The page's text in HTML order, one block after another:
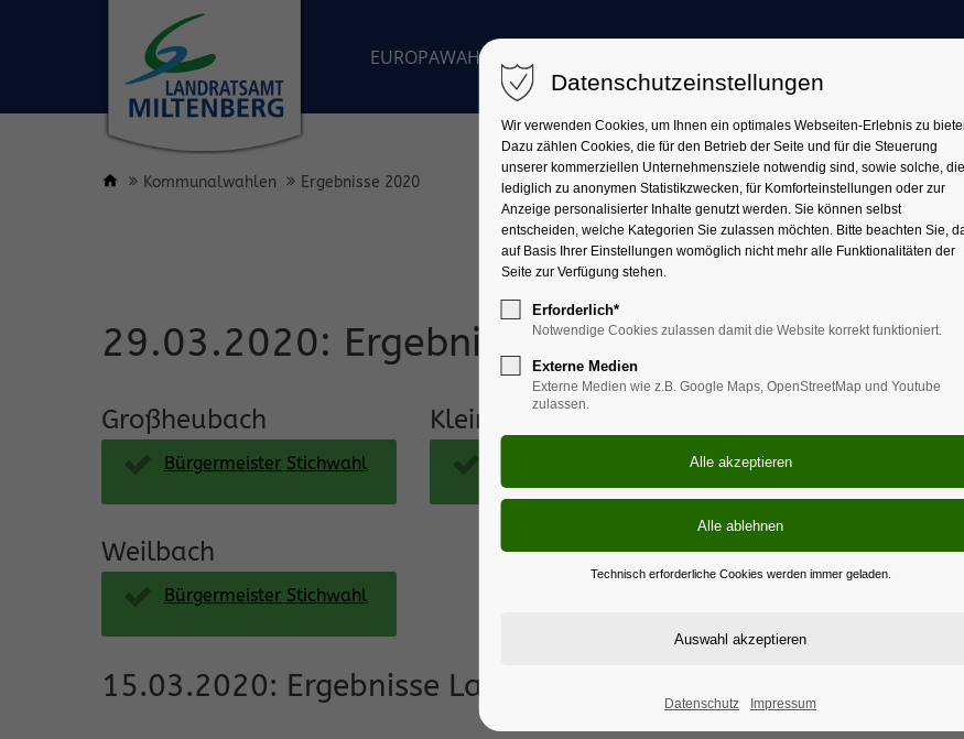
EUROPAWAHL
Kommunalwahlen Ergebnisse 2020
29.03.2020: Ergebnisse Stichwahlen /
Großheubach
Bürgermeister Stichwahl
Kleinheubach
Bürgermeister Stichwahl Bürgermeister
Weilbach
Bürgermeister Stichwahl
15.03.2020: Ergebnisse Landkreis
Datenschutzeinstellungen
Wir verwenden Cookies, um Ihnen ein optimales Webseiten-Erlebnis zu
Dazu zählen Cookies, die für den Betrieb der Seite und für die Steuerung
unserer kommerziellen Unternehmensziele notwendig sind, sowie solche, die
lediglich zu anonymen Statistikzwecken, für Komforteinstellungen oder zur
Anzeige personalisierter Inhalte genutzt werden. Sie können selbst
entscheiden, welche Kategorien Sie zulassen möchten. Bitte beachten Sie,
auf Basis Ihrer Einstellungen womöglich nicht mehr alle Funktionalitäten der
Seite zur Verfügung stehen.
Erforderlich*
Notwendige Cookies zulassen damit die Website korrekt funktioniert.
Externe Medien
Externe Medien wie z.B. Google Maps, OpenStreetMap und Youtube
zulassen.
Technisch erforderliche Cookies werden immer geladen.
Datenschutz Impressum